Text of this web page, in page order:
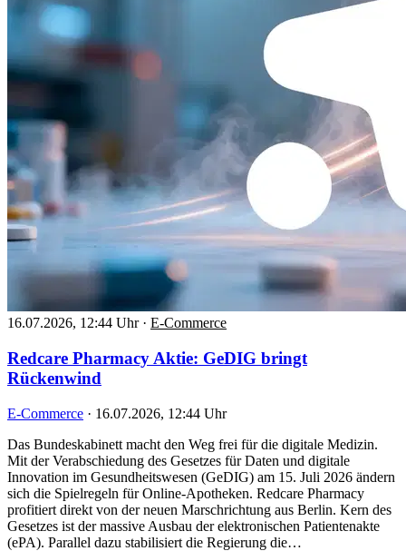
16.07.2026, 12:44 Uhr · E-Commerce
Redcare Pharmacy Aktie: GeDIG bringt
Rückenwind
E-Commerce · 16.07.2026, 12:44 Uhr
Das Bundeskabinett macht den Weg frei für die digitale Medizin.
Mit der Verabschiedung des Gesetzes für Daten und digitale
Innovation im Gesundheitswesen (GeDIG) am 15. Juli 2026 ändern
sich die Spielregeln für Online-Apotheken. Redcare Pharmacy
profitiert direkt von der neuen Marschrichtung aus Berlin. Kern des
Gesetzes ist der massive Ausbau der elektronischen Patientenakte
(ePA). Parallel dazu stabilisiert die Regierung die…